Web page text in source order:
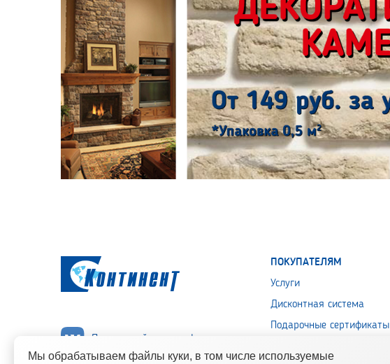
Подписывайся на нас!
ПОКУПАТЕЛЯМ
Услуги
Дисконтная система
Подарочные сертификаты
персональных данных
Мы обрабатываем файлы куки, в том числе используемые